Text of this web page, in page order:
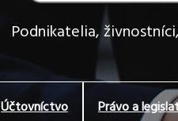
Podnikatelia,
Účtovníctvo Právo a